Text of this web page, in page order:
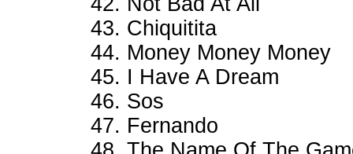
43. Chiquitita
44. Money Money Money
45. I Have A Dream
46. Sos
47. Fernando